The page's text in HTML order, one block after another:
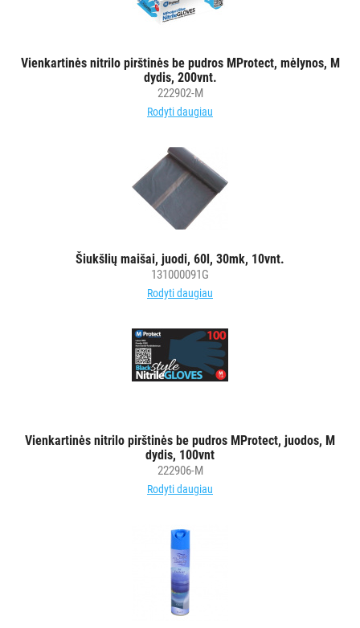
Vienkartinės nitrilo pirštinės be pudros MProtect, mėlynos, M
dydis, 200vnt.
222902-M
Rodyti daugiau
Šiukšlių maišai, juodi, 60l, 30mk, 10vnt.
131000091G
Rodyti daugiau
Vienkartinės nitrilo pirštinės be pudros MProtect, juodos, M
dydis, 100vnt
222906-M
Rodyti daugiau